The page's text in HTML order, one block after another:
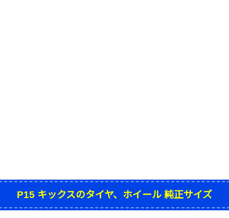
P15 キックスのタイヤ、ホイール 純正サイズ